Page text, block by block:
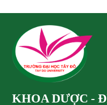
KHOA DƯỢC -